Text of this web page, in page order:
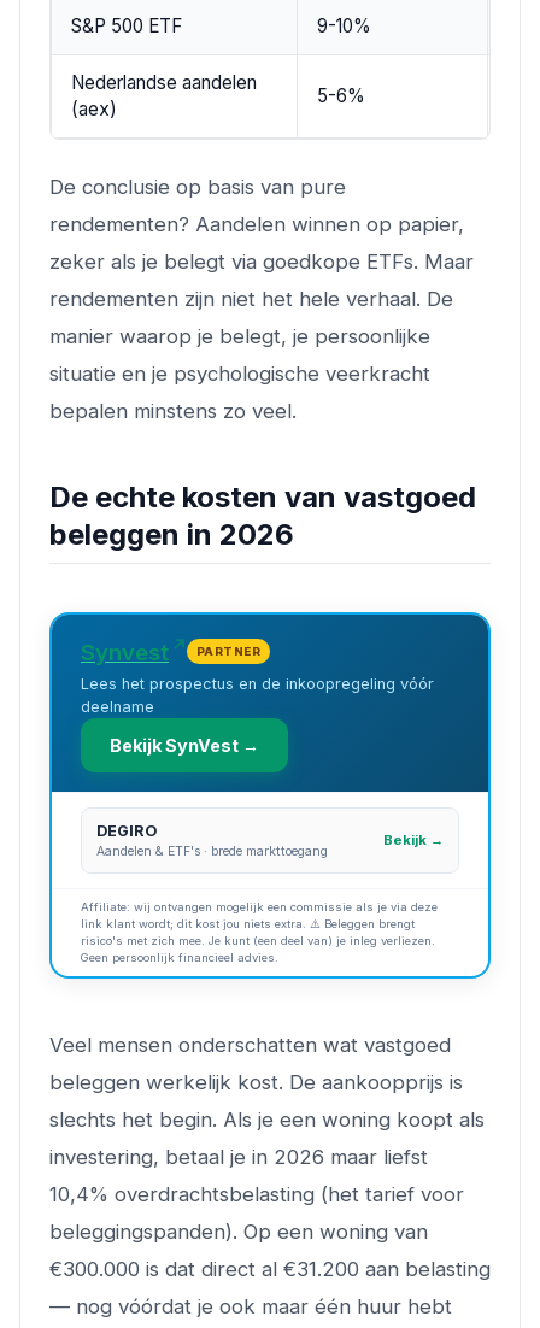
S&P 500 ETF 9-10%
Nederlandse aandelen
(aex)
5-6%
De conclusie op basis van pure
rendementen? Aandelen winnen op papier,
zeker als je belegt via goedkope ETFs. Maar
rendementen zijn niet het hele verhaal. De
manier waarop je belegt, je persoonlijke
situatie en je psychologische veerkracht
bepalen minstens zo veel.
De echte kosten van vastgoed
beleggen in 2026
Synvest PARTNER
Lees het prospectus en de inkoopregeling vóór
deelname
Bekijk SynVest →
DEGIRO
Aandelen & ETF's · brede markttoegang
Bekijk →
Affiliate: wij ontvangen mogelijk een commissie als je via deze
link klant wordt; dit kost jou niets extra. ⚠️ Beleggen brengt
risico's met zich mee. Je kunt (een deel van) je inleg verliezen.
Geen persoonlijk financieel advies.
Veel mensen onderschatten wat vastgoed
beleggen werkelijk kost. De aankoopprijs is
slechts het begin. Als je een woning koopt als
investering, betaal je in 2026 maar liefst
10,4% overdrachtsbelasting (het tarief voor
beleggingspanden). Op een woning van
€300.000 is dat direct al €31.200 aan belasting
— nog vóórdat je ook maar één huur hebt